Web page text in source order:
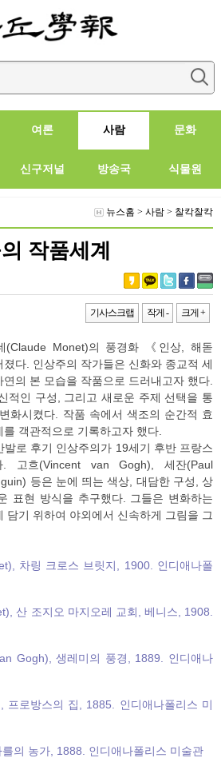
여론 사람 문화
신구저널 방송국 식물원
뉴스홈 > 사람 > 찰칵찰칵
작품세계
기사스크랩 작게 - 크게 +
(Claude Monet)의 풍경화 《인상, 해돋
다. 인상주의 작가들은 신화와 종교적 세
의 본 모습을 작품으로 드러내고자 했다.
적인 구성, 그리고 새로운 주제 선택을 통
화시켰다. 작품 속에서 색조의 순간적 효
객관적으로 기록하고자 했다.
발로 후기 인상주의가 19세기 후반 프랑스
. 고흐(Vincent van Gogh), 세잔(Paul
등은 눈에 띄는 색상, 대담한 구성, 상
표현 방식을 추구했다. 그들은 변화하는
담기 위하여 야외에서 신속하게 그림을 그
차링 크로스 브릿지, 1900. 인디애나폴
산 조지오 마지오레 교회, 베니스, 1908.
Gogh), 생레미의 풍경, 1889. 인디애나
프로방스의 집, 1885. 인디애나폴리스 미
의 농가, 1888. 인디애나폴리스 미술관